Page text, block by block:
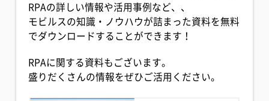
RPAの詳しい情報や活用事例など、、
モビルスの知識・ノウハウが詰まった資料を無料
でダウンロードすることができます！
RPAに関する資料もございます。
盛りだくさんの情報をぜひご活用ください。